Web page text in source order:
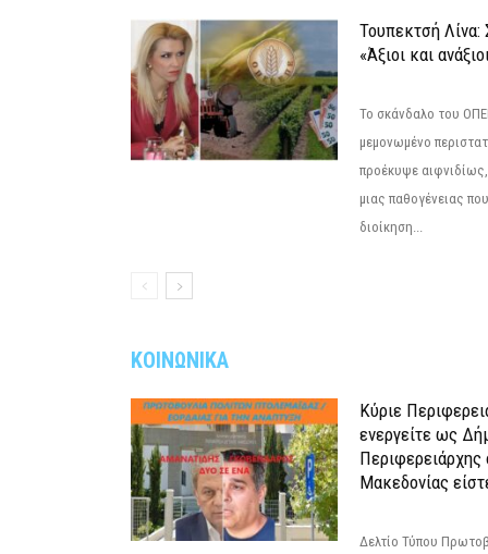
Τουπεκτσή
«Άξιοι και
Το σκάνδαλο του
μεμονωμένο
προέκυψε
μιας παθογένειας
διοίκηση...
ΚΟΙΝΩΝΙΚΑ
Κύριε
ενεργείτε ως
Περιφερειάρχης
Μακεδονίας
Δελτίο Τύπου